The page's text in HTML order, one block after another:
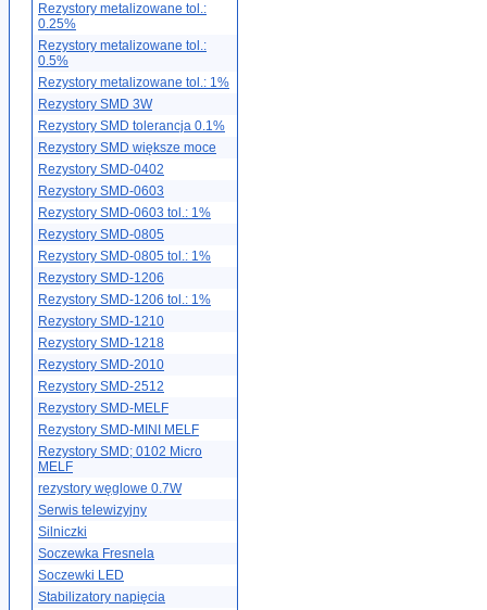
Rezystory metalizowane tol.:
0.25%
Rezystory metalizowane tol.:
0.5%
Rezystory metalizowane tol.: 1%
Rezystory SMD 3W
Rezystory SMD tolerancja 0.1%
Rezystory SMD większe moce
Rezystory SMD-0402
Rezystory SMD-0603
Rezystory SMD-0603 tol.: 1%
Rezystory SMD-0805
Rezystory SMD-0805 tol.: 1%
Rezystory SMD-1206
Rezystory SMD-1206 tol.: 1%
Rezystory SMD-1210
Rezystory SMD-1218
Rezystory SMD-2010
Rezystory SMD-2512
Rezystory SMD-MELF
Rezystory SMD-MINI MELF
Rezystory SMD; 0102 Micro
MELF
rezystory węglowe 0.7W
Serwis telewizyjny
Silniczki
Soczewka Fresnela
Soczewki LED
Stabilizatory napięcia